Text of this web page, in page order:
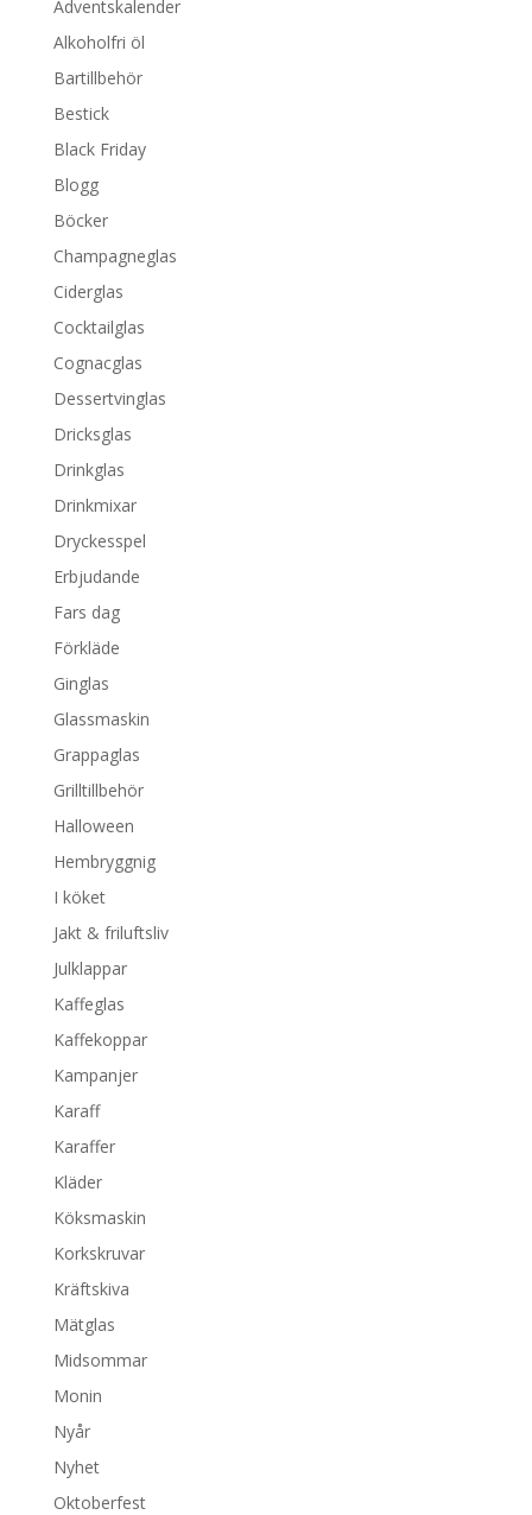
Adventskalender
Alkoholfri öl
Bartillbehör
Bestick
Black Friday
Blogg
Böcker
Champagneglas
Ciderglas
Cocktailglas
Cognacglas
Dessertvinglas
Dricksglas
Drinkglas
Drinkmixar
Dryckesspel
Erbjudande
Fars dag
Förkläde
Ginglas
Glassmaskin
Grappaglas
Grilltillbehör
Halloween
Hembryggnig
I köket
Jakt & friluftsliv
Julklappar
Kaffeglas
Kaffekoppar
Kampanjer
Karaff
Karaffer
Kläder
Köksmaskin
Korkskruvar
Kräftskiva
Mätglas
Midsommar
Monin
Nyår
Nyhet
Oktoberfest